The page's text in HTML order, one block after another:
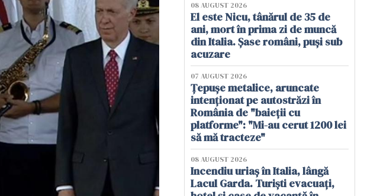
08 AUGUST 2026
El este Nicu, tânărul de 35 de
ani, mort în prima zi de muncă
din Italia. Șase români, puși sub
acuzare
07 AUGUST 2026
Țepușe metalice, aruncate
intenționat pe autostrăzi în
România de "baieții cu
platforme": "Mi-au cerut 1200 lei
să mă tracteze"
08 AUGUST 2026
Incendiu uriaș în Italia, lângă
Lacul Garda. Turiști evacuați,